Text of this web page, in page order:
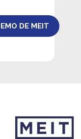
DE MEIT